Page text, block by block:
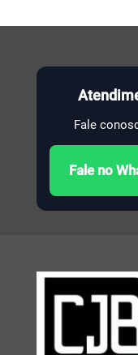
Fale
Fale no